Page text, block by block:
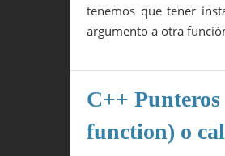
tenemos que tener
argumento a otra
C++
function) o